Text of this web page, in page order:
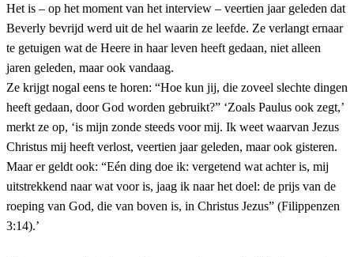
Het is – op het moment van het interview – veertien jaar geleden dat
Beverly bevrijd werd uit de hel waarin ze leefde. Ze verlangt ernaar
te getuigen wat de Heere in haar leven heeft gedaan, niet alleen
jaren geleden, maar ook vandaag.
Ze krijgt nogal eens te horen: “Hoe kun jij, die zoveel slechte dingen
heeft gedaan, door God worden gebruikt?” ‘Zoals Paulus ook zegt,’
merkt ze op, ‘is mijn zonde steeds voor mij. Ik weet waarvan Jezus
Christus mij heeft verlost, veertien jaar geleden, maar ook gisteren.
Maar er geldt ook: “Eén ding doe ik: vergetend wat achter is, mij
uitstrekkend naar wat voor is, jaag ik naar het doel: de prijs van de
roeping van God, die van boven is, in Christus Jezus” (Filippenzen
3:14).’